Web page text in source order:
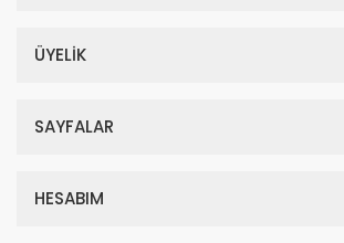
ÜYELİK
SAYFALAR
HESABIM